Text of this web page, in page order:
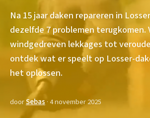
Na 15 jaar daken repareren in
dezelfde 7 problemen terugkomen.
windgedreven lekkages tot
ontdek wat er speelt op Losser-
het oplossen.
doorSebas · 4 november 2025